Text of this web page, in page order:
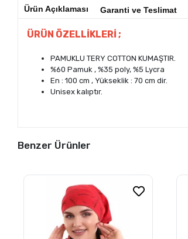
Ürün Açıklaması Garanti ve Teslimat
ÜRÜN ÖZELLİKLERİ ;
PAMUKLU TERY COTTON KUMAŞTIR.
%60 Pamuk , %35 poly, %5 Lycra
En : 100 cm , Yükseklik : 70 cm dir.
Unisex kalıptır.
Benzer Ürünler